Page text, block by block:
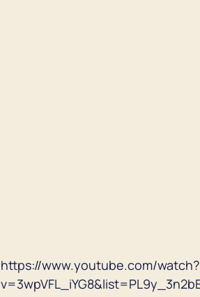
https://www.youtube.com/watch?